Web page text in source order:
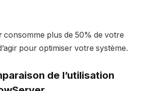
consomme plus de 50% de votre
pour optimiser votre système.
de l’utilisation